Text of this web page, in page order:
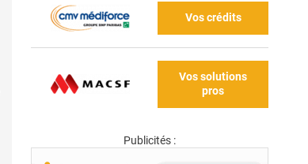
Vos crédits
Vos solutions
pros
Publicités :